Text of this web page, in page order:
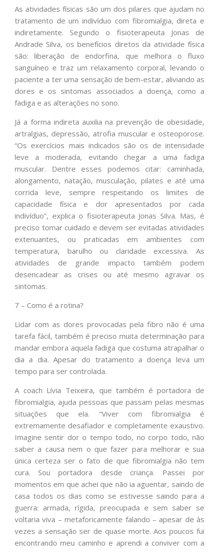
As atividades físicas são um dos pilares que ajudam no
tratamento de um indivíduo com fibromialgia, direta e
indiretamente. Segundo o fisioterapeuta Jonas de
Andrade Silva, os benefícios diretos da atividade física
são: liberação de endorfina, que melhora o fluxo
sanguíneo e traz um relaxamento corporal, levando o
paciente a ter uma sensação de bem-estar, aliviando as
dores e os sintomas associados a doença, como a
fadiga e as alterações no sono.
Já a forma indireta auxilia na prevenção de obesidade,
artralgias, depressão, atrofia muscular e osteoporose.
“Os exercícios mais indicados são os de intensidade
leve a moderada, evitando chegar a uma fadiga
muscular. Dentre esses podemos citar: caminhada,
alongamento, natação, musculação, pilates e até uma
corrida leve, sempre respeitando os limites de
capacidade física e dor apresentados por cada
indivíduo”, explica o fisioterapeuta Jonas Silva. Mas, é
preciso tomar cuidado e devem ser evitadas atividades
extenuantes, ou praticadas em ambientes com
temperatura, barulho ou claridade excessiva. As
atividades de grande impacto também podem
desencadear as crises ou até mesmo agravar os
sintomas.
7 – Como é a rotina?
Lidar com as dores provocadas pela fibro não é uma
tarefa fácil, também é preciso muita determinação para
mandar embora aquela fadiga que costuma atrapalhar o
dia a dia. Apesar do tratamento a doença leva um
tempo para ser controlada.
A coach Lívia Teixeira, que também é portadora de
fibromialgia, ajuda pessoas que passam pelas mesmas
situações que ela. “Viver com fibromialgia é
extremamente desafiador e completamente exaustivo.
Imagine sentir dor o tempo todo, no corpo todo, não
saber a causa nem o que fazer para melhorar e sua
única certeza ser o fato de que fibromialgia não tem
cura. Sou portadora desde criança. Passei por
momentos em que achei que não ia aguentar, saindo de
casa todos os dias como se estivesse saindo para a
guerra: armada, rígida, preocupada e sem saber se
voltaria viva – metaforicamente falando – apesar de às
vezes a sensação ser de quase morte. Aos poucos fui
encontrando meu caminho e aprendi a conviver com a